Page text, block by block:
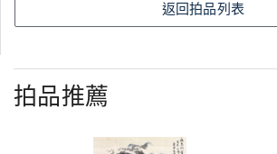
返回拍品列表
拍品推薦